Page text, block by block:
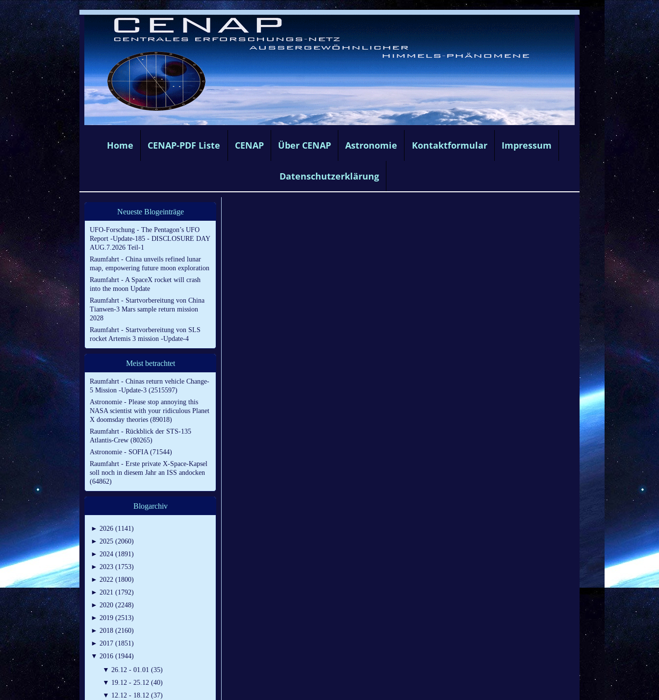
Home CENAP-PDF Liste CENAP Über CENAP Astronomie Kontaktformular Impressum
Datenschutzerklärung
Neueste Blogeinträge
UFO-Forschung - The Pentagon’s UFO
Report -Update-185 - DISCLOSURE DAY
AUG.7.2026 Teil-1
Raumfahrt - China unveils refined lunar
map, empowering future moon exploration
Raumfahrt - A SpaceX rocket will crash
into the moon Update
Raumfahrt - Startvorbereitung von China
Tianwen-3 Mars sample return mission
2028
Raumfahrt - Startvorbereitung von SLS
rocket Artemis 3 mission -Update-4
Meist betrachtet
Raumfahrt - Chinas return vehicle Change-
5 Mission -Update-3 (2515597)
Astronomie - Please stop annoying this
NASA scientist with your ridiculous Planet
X doomsday theories (89018)
Raumfahrt - Rückblick der STS-135
Atlantis-Crew (80265)
Astronomie - SOFIA (71544)
Raumfahrt - Erste private X-Space-Kapsel
soll noch in diesem Jahr an ISS andocken
(64862)
Blogarchiv
► 2026 (1141)
► 2025 (2060)
► 2024 (1891)
► 2023 (1753)
► 2022 (1800)
► 2021 (1792)
► 2020 (2248)
► 2019 (2513)
► 2018 (2160)
► 2017 (1851)
▼ 2016 (1944)
▼ 26.12 - 01.01 (35)
▼ 19.12 - 25.12 (40)
▼ 12.12 - 18.12 (37)